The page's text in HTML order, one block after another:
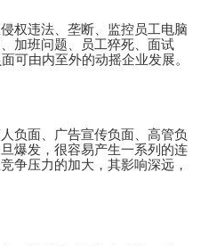
权违法、垄断、监控员工电脑
加班问题、员工猝死、面试
可由内至外的动摇企业发展。
负面、广告宣传负面、高管负
爆发，很容易产生一系列的连
争压力的加大，其影响深远，